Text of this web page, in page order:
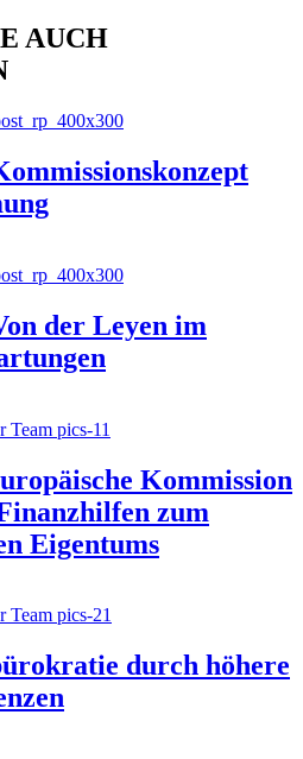
AUCH
der Leyen im
Kommission
zum
Eigentums
durch höhere